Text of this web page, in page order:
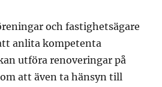
och fastighetsägare
anlita kompetenta
utföra renoveringar på
att även ta hänsyn till